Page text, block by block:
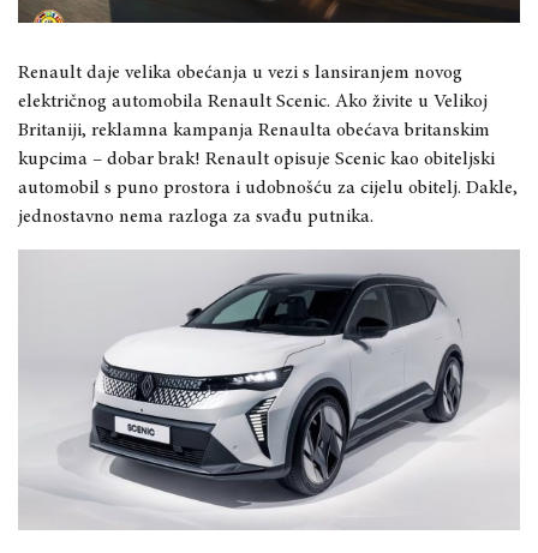
Renault daje velika obećanja u vezi s lansiranjem novog
električnog automobila Renault Scenic. Ako živite u Velikoj
Britaniji, reklamna kampanja Renaulta obećava britanskim
kupcima – dobar brak! Renault opisuje Scenic kao obiteljski
automobil s puno prostora i udobnošću za cijelu obitelj. Dakle,
jednostavno nema razloga za svađu putnika.